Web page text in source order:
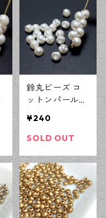
ンドメイド資材
【en工房】
鈴丸ビーズ コ
ットンパール風
脂 アクリルビ
ーズ アクセサ
ンドメイド資材
【en工房】
¥240
SOLD OUT